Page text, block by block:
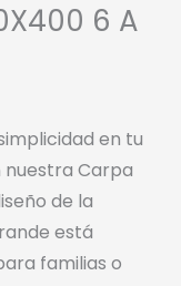
6 A
en tu
Carpa
de la
está
familias o